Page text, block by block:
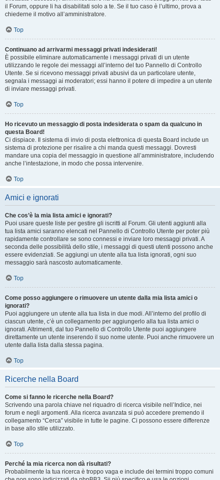
il Forum, oppure li ha disabilitati solo a te. Se il tuo caso è l’ultimo, prova a
chiederne il motivo all’amministratore.
Top
Continuano ad arrivarmi messaggi privati indesiderati!
È possibile eliminare automaticamente i messaggi privati ​​di un utente
utilizzando le regole dei messaggi all’interno del tuo Pannello di Controllo
Utente. Se si ricevono messaggi privati ​​abusivi da un particolare utente,
segnala i messaggi ai moderatori; essi hanno il potere di impedire a un utente
di inviare messaggi privati​​.
Top
Ho ricevuto un messaggio di posta indesiderata o spam da qualcuno in
questa Board!
Ci dispiace. Il sistema di invio di posta elettronica di questa Board include un
sistema di protezione per risalire a chi manda questi messaggi. Dovresti
mandare una copia del messaggio in questione all’amministratore, includendo
anche l’intestazione, in modo che possa intervenire.
Top
Amici e ignorati
Che cos’è la mia lista amici e ignorati?
Puoi usare queste liste per gestire gli iscritti al Forum. Gli utenti aggiunti alla
tua lista amici saranno elencati nel Pannello di Controllo Utente per poter più
rapidamente controllare se sono connessi e inviare loro messaggi privati. A
seconda delle possibilità dello stile, i messaggi di questi utenti possono anche
essere evidenziati. Se aggiungi un utente alla tua lista ignorati, ogni suo
messaggio sarà nascosto automaticamente.
Top
Come posso aggiungere o rimuovere un utente dalla mia lista amici o
ignorati?
Puoi aggiungere un utente alla tua lista in due modi. All’interno del profilo di
ciascun utente, c’è un collegamento per aggiungerlo alla tua lista amici o
ignorati. Altrimenti, dal tuo Pannello di Controllo Utente puoi aggiungere
direttamente un utente inserendo il suo nome utente. Puoi anche rimuovere un
utente dalla lista dalla stessa pagina.
Top
Ricerche nella Board
Come si fanno le ricerche nella Board?
Scrivendo una parola chiave nel riquadro di ricerca visibile nell’Indice, nei
forum e negli argomenti. Alla ricerca avanzata si può accedere premendo il
collegamento “Cerca” visibile in tutte le pagine. Ci possono essere differenze
in base allo stile utilizzato.
Top
Perché la mia ricerca non dà risultati?
Probabilmente la tua ricerca è troppo vaga e include dei termini troppo comuni